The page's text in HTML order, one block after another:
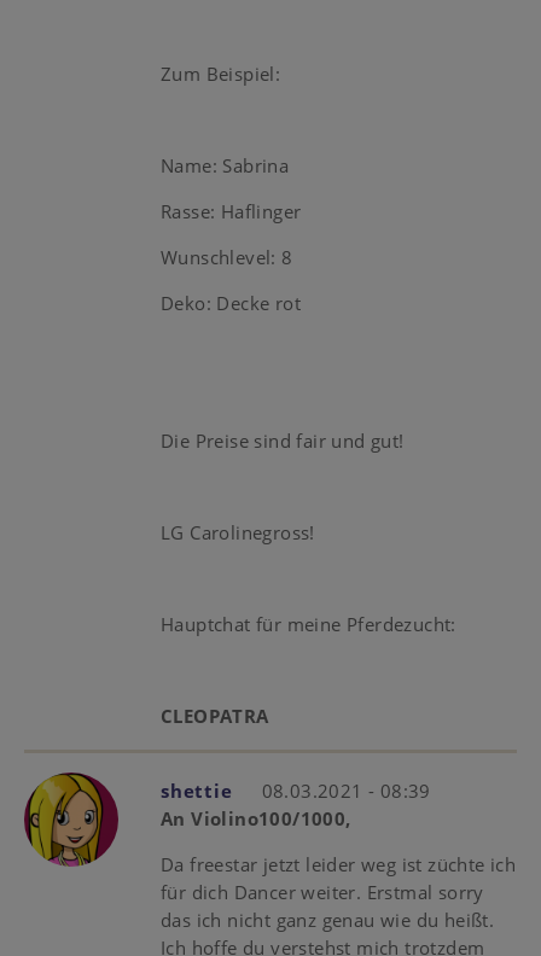
Zum Beispiel:
Name: Sabrina
Rasse: Haflinger
Wunschlevel: 8
Deko: Decke rot
Die Preise sind fair und gut!
LG Carolinegross!
Hauptchat für meine Pferdezucht:
CLEOPATRA
shettie
08.03.2021 - 08:39
An Violino100/1000,
Da freestar jetzt leider weg ist züchte ich
für dich Dancer weiter. Erstmal sorry
das ich nicht ganz genau wie du heißt.
Ich hoffe du verstehst mich trotzdem